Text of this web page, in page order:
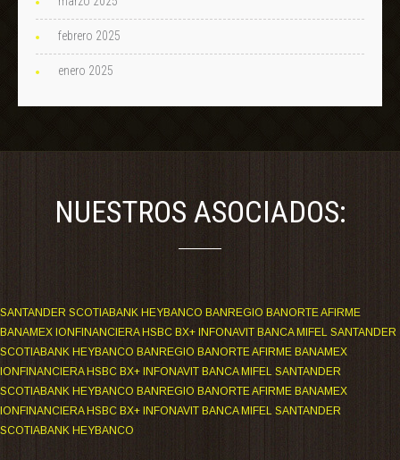
febrero 2025
enero 2025
NUESTROS ASOCIADOS:
SANTANDER SCOTIABANK HEYBANCO BANREGIO BANORTE AFIRME
BANAMEX IONFINANCIERA HSBC BX+ INFONAVIT BANCA MIFEL SANTANDER
SCOTIABANK HEYBANCO BANREGIO BANORTE AFIRME BANAMEX
IONFINANCIERA HSBC BX+ INFONAVIT BANCA MIFEL SANTANDER
SCOTIABANK HEYBANCO BANREGIO BANORTE AFIRME BANAMEX
IONFINANCIERA HSBC BX+ INFONAVIT BANCA MIFEL SANTANDER
SCOTIABANK HEYBANCO